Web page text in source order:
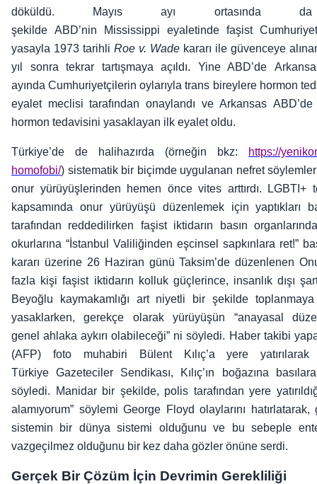
döküldü. Mayıs ayı ortasında
şekilde ABD’nin Mississippi eyaletinde faşist
yasayla 1973 tarihli Roe v. Wade kararı ile güvenceye
yıl sonra tekrar tartışmaya açıldı. Yine ABD’de
ayında Cumhuriyetçilerin oylarıyla trans bireylere hormon
eyalet meclisi tarafından onaylandı ve Arkansas
hormon tedavisini yasaklayan ilk eyalet oldu.
Türkiye’de de halihazırda (örneğin bkz:
https://
homofobi/) sistematik bir biçimde uygulanan nefret
onur yürüyüşlerinden hemen önce vites arttırdı. LGBTI+
kapsamında onur yürüyüşü düzenlemek için yaptıkları
tarafından reddedilirken faşist iktidarın basın
okurlarına “İstanbul Valiliğinden eşcinsel sapkınlara ret!”
kararı üzerine 26 Haziran günü Taksim’de düzenlenen
fazla kişi faşist iktidarın kolluk güçlerince, insanlık dışı
Beyoğlu kaymakamlığı art niyetli bir şekilde
yasaklarken, gerekçe olarakyürüyüşün “anayasal
genel ahlaka aykırı olabileceği” ni söyledi. Haber takibi
(AFP) foto muhabiri Bülent Kılıç’a yere
Türkiye Gazeteciler Sendikası, Kılıç’ın boğazına
söyledi. Manidar bir şekilde, polis tarafından yere
alamıyorum” söylemi George Floyd olaylarını hatırlatarak,
sistemin bir dünya sistemi olduğunu ve bu sebeple
vazgeçilmez olduğunu bir kez daha gözler önüne serdi.
Gerçek Bir Çözüm İçin Devrimin Gerekliliği